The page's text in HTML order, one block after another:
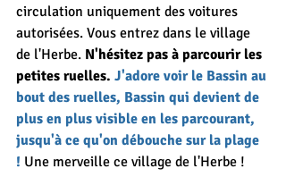
circulation uniquement des voitures
autorisées. Vous entrez dans le village
de l'Herbe. N'hésitez pas à parcourir les
petites ruelles. J'adore voir le Bassin au
bout des ruelles, Bassin qui devient de
plus en plus visible en les parcourant,
jusqu'à ce qu'on débouche sur la plage
! Une merveille ce village de l'Herbe !